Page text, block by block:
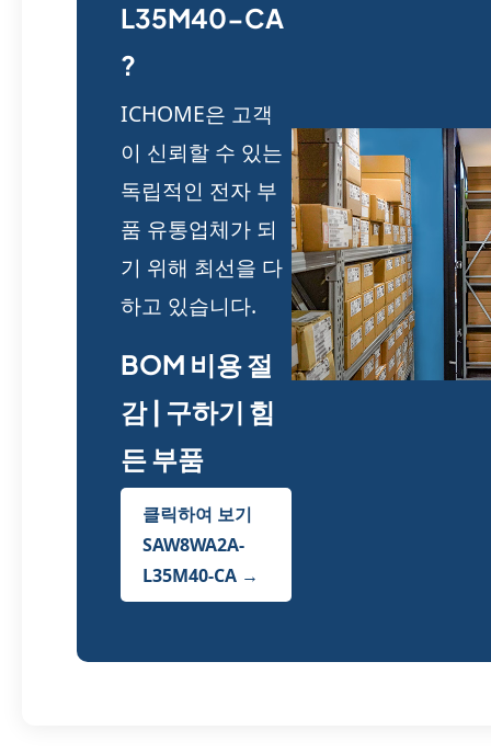
L35M40-CA
?
ICHOME은 고객
이 신뢰할 수 있는
독립적인 전자 부
품 유통업체가 되
기 위해 최선을 다
하고 있습니다.
BOM 비용 절
감 | 구하기 힘
든 부품
클릭하여 보기
SAW8WA2A-
L35M40-CA →